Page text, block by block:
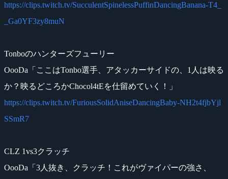
https://clips.twitch.tv/SucculentSpinelessPuffinDancingBanana-T4_
_Ga0YF3zy8muN
Tonboのハンターズフューリー
OooDa「ここはTonbo選手、アタッカーサイドの、1人は映る
か？映るどころかChocol4tEを仕留めていく！」
https://clips.twitch.tv/FuriousSolidAniseDancingBaby-NH2t4fjbYjl
SSmR7
CLZ 1vs3クラッチ
OooDa「3人抜き、クラッチ！これがヴァイパーの強さ、